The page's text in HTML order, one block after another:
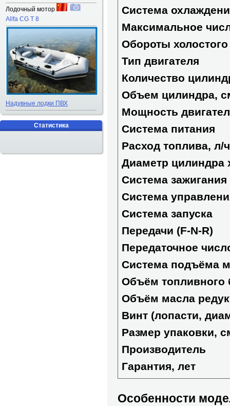
Система
Максимальное
Обороты холостого
Тип двигателя
Количество
Объем цилиндра,
Мощность
Система питания
Расход топлива, л/
Диаметр
Система зажигания
Система
Система запуска
Передачи (F-N-R)
Передаточное
Система подъёма
Объём топливного
Объём масла
Винт (лопасти,
Размер упаковки,
Производитель
Гарантия, лет
Особенности
Лодочный мотор
Allfa CG T 8
Надувные лодки ПВХ
Статистика